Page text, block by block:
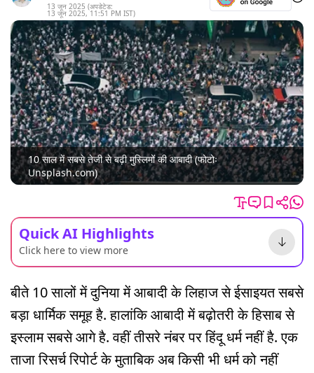
13 जून 2025 (अपडेटेड:
13 जून 2025, 11:51 PM IST)
10 साल में सबसे तेजी से बढ़ी मुस्लिमों की आबादी (फोटोः
Unsplash.com)
Quick AI Highlights
Click here to view more
बीते 10 सालों में दुनिया में आबादी के लिहाज से ईसाइयत सबसे
बड़ा धार्मिक समूह है. हालांकि आबादी में बढ़ोतरी के हिसाब से
इस्लाम सबसे आगे है. वहीं तीसरे नंबर पर हिंदू धर्म नहीं है. एक
ताजा रिसर्च रिपोर्ट के मुताबिक अब किसी भी धर्म को नहीं